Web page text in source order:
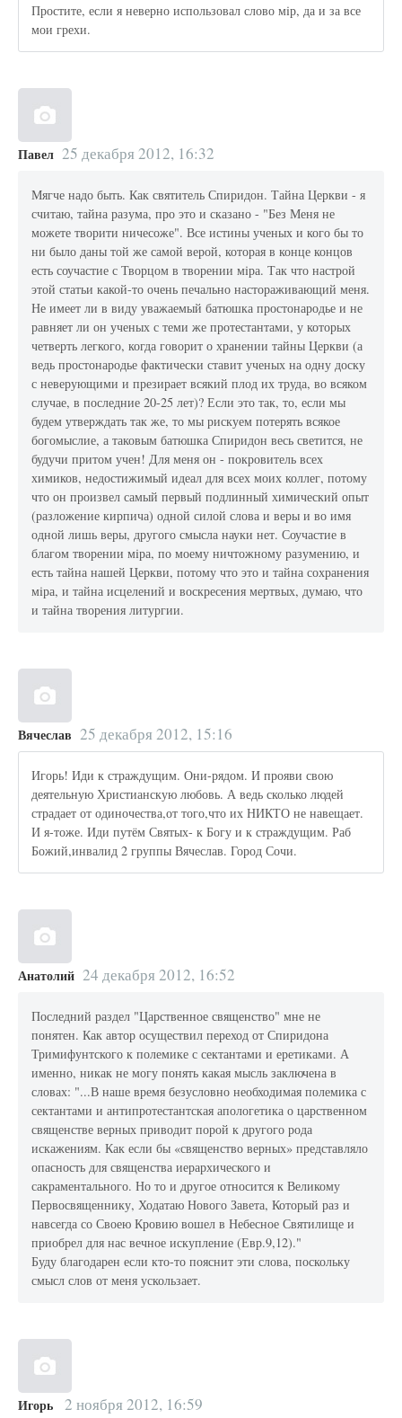
Простите, если я неверно использовал слово мiр, да и за все
мои грехи.
Павел 25 декабря 2012, 16:32
Мягче надо быть. Как святитель Спиридон. Тайна Церкви - я
считаю, тайна разума, про это и сказано - "Без Меня не
можете творити ничесоже". Все истины ученых и кого бы то
ни было даны той же самой верой, которая в конце концов
есть соучастие с Творцом в творении мiра. Так что настрой
этой статьи какой-то очень печально настораживающий меня.
Не имеет ли в виду уважаемый батюшка простонародье и не
равняет ли он ученых с теми же протестантами, у которых
четверть легкого, когда говорит о хранении тайны Церкви (а
ведь простонародье фактически ставит ученых на одну доску
с неверующими и презирает всякий плод их труда, во всяком
случае, в последние 20-25 лет)? Если это так, то, если мы
будем утверждать так же, то мы рискуем потерять всякое
богомыслие, а таковым батюшка Спиридон весь светится, не
будучи притом учен! Для меня он - покровитель всех
химиков, недостижимый идеал для всех моих коллег, потому
что он произвел самый первый подлинный химический опыт
(разложение кирпича) одной силой слова и веры и во имя
одной лишь веры, другого смысла науки нет. Соучастие в
благом творении мiра, по моему ничтожному разумению, и
есть тайна нашей Церкви, потому что это и тайна сохранения
мiра, и тайна исцелений и воскресения мертвых, думаю, что
и тайна творения литургии.
Вячеслав 25 декабря 2012, 15:16
Игорь! Иди к страждущим. Они-рядом. И прояви свою
деятельную Христианскую любовь. А ведь сколько людей
страдает от одиночества,от того,что их НИКТО не навещает.
И я-тоже. Иди путём Святых- к Богу и к страждущим. Раб
Божий,инвалид 2 группы Вячеслав. Город Сочи.
Анатолий 24 декабря 2012, 16:52
Последний раздел "Царственное священство" мне не
понятен. Как автор осуществил переход от Спиридона
Тримифунтского к полемике с сектантами и еретиками. А
именно, никак не могу понять какая мысль заключена в
словах: "...В наше время безусловно необходимая полемика с
сектантами и антипротестантская апологетика о царственном
священстве верных приводит порой к другого рода
искажениям. Как если бы «священство верных» представляло
опасность для священства иерархического и
сакраментального. Но то и другое относится к Великому
Первосвященнику, Ходатаю Нового Завета, Который раз и
навсегда со Своею Кровию вошел в Небесное Святилище и
приобрел для нас вечное искупление (Евр.9,12)."
Буду благодарен если кто-то пояснит эти слова, поскольку
смысл слов от меня ускользает.
Игорь 2 ноября 2012, 16:59